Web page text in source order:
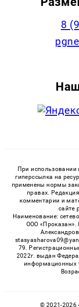
‭8
При
гиперссылка на
применены нормы
правах.
комментарии и
сайте
Наименование:
ООО «Проказан».
79.
2022г. выдан
информационных
© 2021-2026